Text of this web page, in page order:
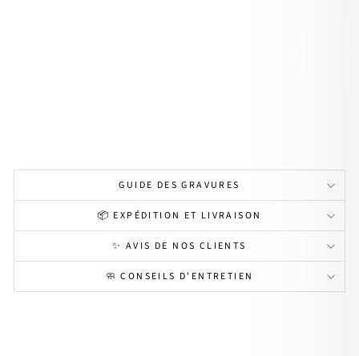
GUIDE DES GRAVURES
📦 EXPÉDITION ET LIVRAISON
✨ AVIS DE NOS CLIENTS
🧼 CONSEILS D'ENTRETIEN